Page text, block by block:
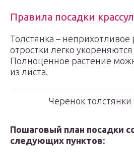
Правила посадки
Толстянка – неприхотливое
отростки легко укореняются
Полноценное растение
из листа.
Черенок толстянки
Пошаговый план посадки
следующих пунктов: